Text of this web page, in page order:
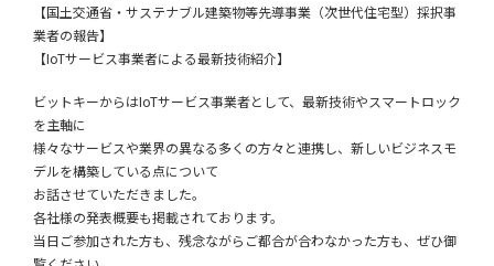
【国土交通省・サステナブル建築物等先導事業（次世代住宅型）採択事
業者の報告】
【IoTサービス事業者による最新技術紹介】
ビットキーからはIoTサービス事業者として、最新技術やスマートロック
を主軸に
様々なサービスや業界の異なる多くの方々と連携し、新しいビジネスモ
デルを構築している点について
お話させていただきました。
各社様の発表概要も掲載されております。
当日ご参加された方も、残念ながらご都合が合わなかった方も、ぜひ御